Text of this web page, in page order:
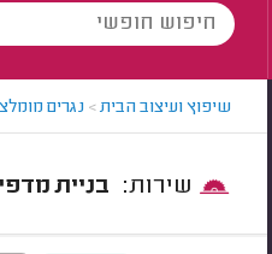
שיפוץ ועיצוב הבית> נגרים
בניית